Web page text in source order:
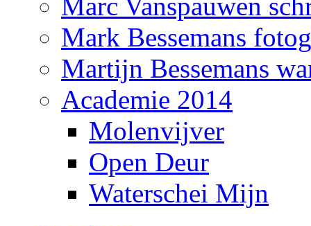
Mark Bessemans
Martijn Bessemans
Academie 2014
Molenvijver
Open Deur
Waterschei Mijn